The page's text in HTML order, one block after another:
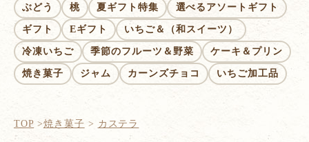
ぶどう 桃 夏ギフト特集 選べるアソートギフト
ギフト Eギフト いちご＆（和スイーツ）
冷凍いちご 季節のフルーツ＆野菜 ケーキ＆プリン
焼き菓子 ジャム カーンズチョコ いちご加工品
TOP 焼き菓子 カステラ